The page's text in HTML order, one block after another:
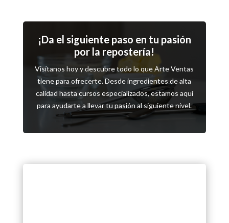
¡Da el siguiente paso en tu pasión
por la repostería!
Visítanos hoy y descubre todo lo que Arte Ventas
tiene para ofrecerte. Desde ingredientes de alta
calidad hasta cursos especializados, estamos aquí
para ayudarte a llevar tu pasión al siguiente nivel.